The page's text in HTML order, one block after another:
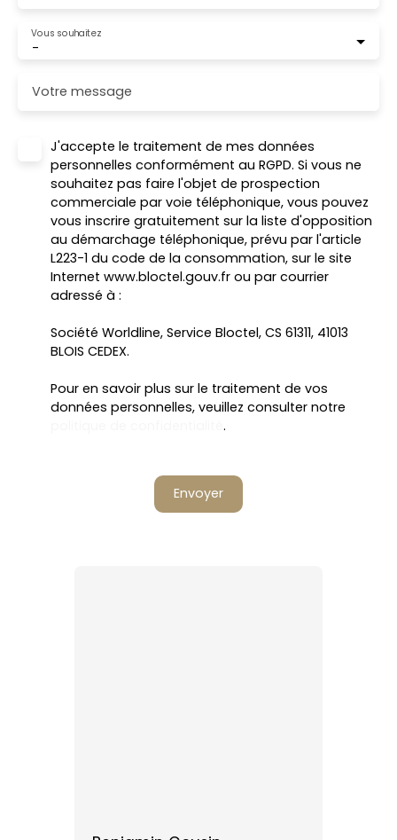
-
Vous souhaitez
Votre message
J'accepte le traitement de mes données
personnelles conformément au RGPD. Si vous ne
souhaitez pas faire l'objet de prospection
commerciale par voie téléphonique, vous pouvez
vous inscrire gratuitement sur la liste d'opposition
au démarchage téléphonique, prévu par l'article
L223-1 du code de la consommation, sur le site
Internet www.bloctel.gouv.fr ou par courrier
adressé à :
Société Worldline, Service Bloctel, CS 61311, 41013
BLOIS CEDEX.
Pour en savoir plus sur le traitement de vos
données personnelles, veuillez consulter notre
.
Envoyer